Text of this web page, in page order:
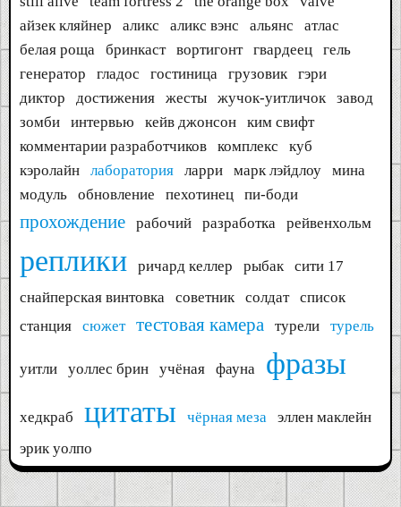
айзек кляйнер
аликс аликс вэнс альянс
атлас
белая роща
бринкаст вортигонт гвардеец
гель
генератор
гладос гостиница грузовик
гэри
диктор
достижения жесты жучок-уитличок
завод
зомби
интервью кейв джонсон
ким свифт
комментарии разработчиков
комплекс
куб
кэролайн
лаборатория ларри марк лэйдлоу
мина
модуль
обновление пехотинец пи-боди
прохождение рабочий разработка рейвенхольм
реплики ричард келлер рыбак
сити 17
снайперская винтовка
советник солдат
список
станция
сюжет тестовая камера турели турель
уитли уоллес брин учёная фауна фразы
хедкраб цитаты чёрная меза
эллен маклейн
эрик уолпо